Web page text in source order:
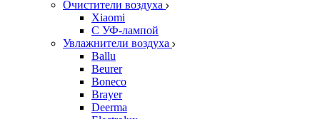
Очистители воздуха
Xiaomi
С УФ-лампой
Увлажнители воздуха
Ballu
Beurer
Boneco
Brayer
Deerma